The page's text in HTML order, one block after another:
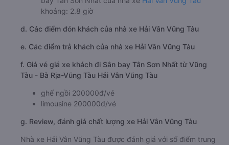
khoảng: 2.8 giờ
d. Các điểm đón khách của nhà xe Hải Vân Vũng Tàu
e. Các điểm trả khách của nhà xe Hải Vân Vũng Tàu
f. Giá vé giá xe khách đi Sân bay Tân Sơn Nhất từ Vũng
Tàu - Bà Rịa-Vũng Tàu Hải Vân Vũng Tàu
ghế ngồi 200000đ/vé
limousine 200000đ/vé
g. Review, đánh giá chất lượng xe Hải Vân Vũng Tàu
Nhà xe Hải Vân Vũng Tàu được đánh giá với số điểm trung